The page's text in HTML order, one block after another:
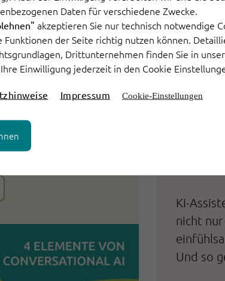
Daten für verschiedene Zwecke.
akzeptieren Sie nur technisch notwendige
Funktionen der Seite richtig nutzen können.
Drittunternehmen finden Sie in
Einwilligung jederzeit in den Cookie
Impressum Cookie-Einstellungen
um 40
umsetzbaren
Success Cases auf
KI-
nicht
Und so